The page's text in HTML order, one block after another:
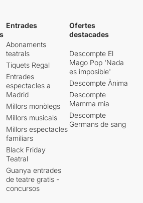
Entrades
Abonaments
teatrals
Tiquets Regal
Entrades
espectacles a
Madrid
Millors monòlegs
Millors musicals
Millors espectacles
familiars
Black Friday
Teatral
Guanya entrades
de teatre gratis -
concursos
Ofertes
destacades
Descompte El
Mago Pop 'Nada
es imposible'
Descompte Ànima
Descompte
Mamma mia
Descompte
Germans de sang